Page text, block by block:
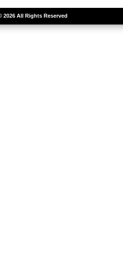
All Rights Reserved